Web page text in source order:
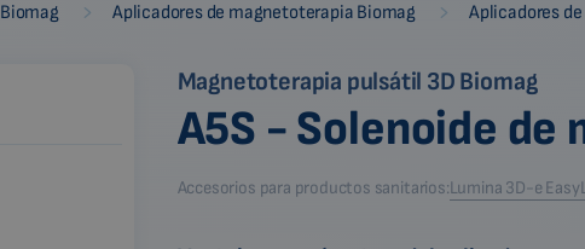
Aplicadores de magnetoterapia Biomag Aplicadores
Magnetoterapia pulsátil 3D Biomag
A5S - Solenoide de
Accesorios para productos sanitarios:Lumina 3D-e Easy